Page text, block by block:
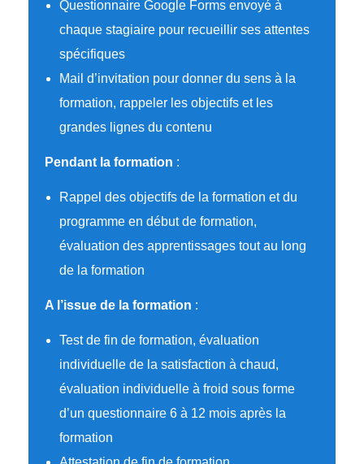
Questionnaire Google Forms envoyé à
chaque stagiaire pour recueillir ses attentes
spécifiques
Mail d’invitation pour donner du sens à la
formation, rappeler les objectifs et les
grandes lignes du contenu
Pendant la formation :
Rappel des objectifs de la formation et du
programme en début de formation,
évaluation des apprentissages tout au long
de la formation
A l’issue de la formation :
Test de fin de formation, évaluation
individuelle de la satisfaction à chaud,
évaluation individuelle à froid sous forme
d’un questionnaire 6 à 12 mois après la
formation